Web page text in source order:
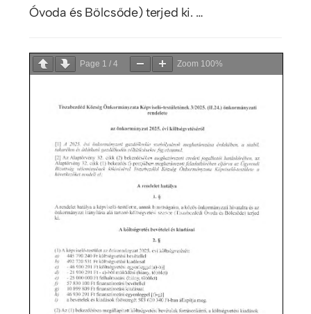
Óvoda és Bölcsőde) terjed ki. …
Page 1 / 4 Zoom 100%